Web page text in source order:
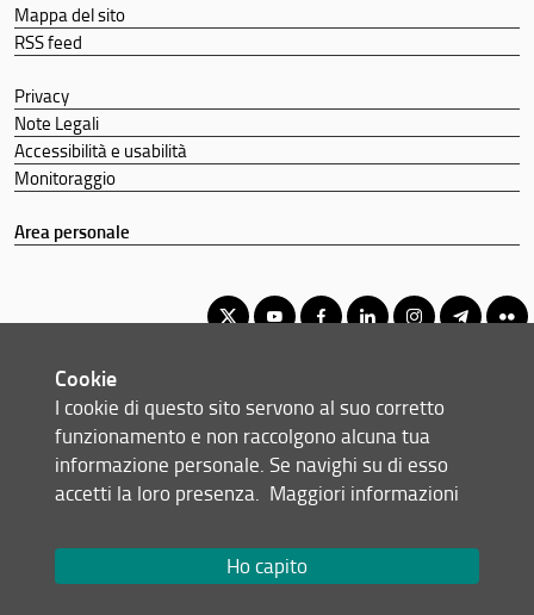
Mappa del sito
RSS feed
Privacy
Note Legali
Accessibilità e usabilità
Monitoraggio
Area personale
© Copyright 2012-2026 Università degli Studi di Firenze UNIFI
P.IVA/Cod.Fis 01279680480
Viale Morgagni, 40/44 - 50134 Firenze (FI)
Email:
Cookie
I cookie di questo sito servono al suo corretto
funzionamento e non raccolgono alcuna tua
informazione personale. Se navighi su di esso
accetti la loro presenza. Maggiori informazioni
Ho capito